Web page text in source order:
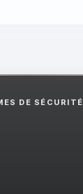
DE SÉCURITÉ